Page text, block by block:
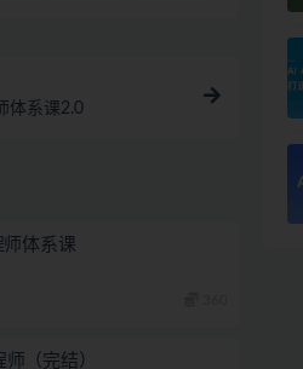
体系课2.0
师体系课
（完结）